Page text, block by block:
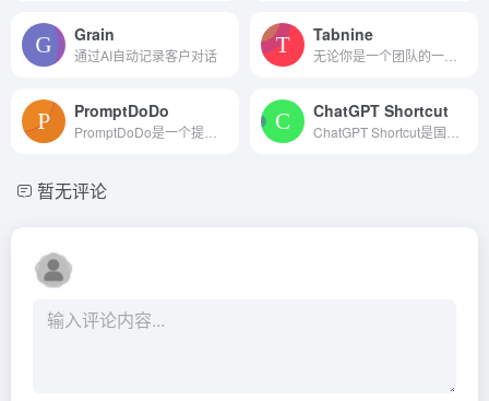
Grain
通过AI自动记录客户对话
Tabnine
PromptDoDo ChatGPT Shortcut
暂无评论